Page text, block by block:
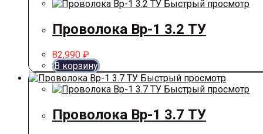
Быстрый просмотр
Проволока Вр-1 3.2 ТУ
82,990 ₽
В корзину
Быстрый просмотр
Быстрый просмотр
Проволока Вр-1 3.7 ТУ